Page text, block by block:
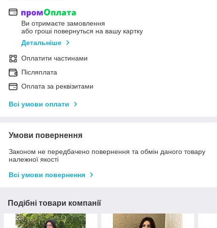
Ви отримаєте замовлення
або гроші повернуться на вашу картку
Детальніше
Оплатити частинами
Післяплата
Оплата за реквізитами
Всі умови оплати
Умови повернення
Законом не передбачено повернення та обмін даного товару
належної якості
Всі умови повернення
Подібні товари компанії